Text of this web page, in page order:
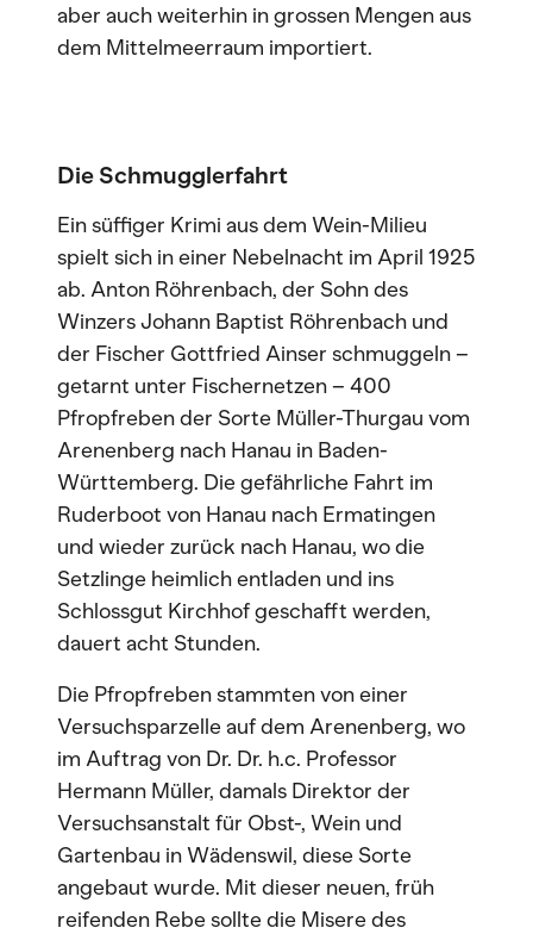
aber auch weiterhin in grossen Mengen aus
dem Mittelmeerraum importiert.
Die Schmugglerfahrt
Ein süffiger Krimi aus dem Wein-Milieu
spielt sich in einer Nebelnacht im April 1925
ab. Anton Röhrenbach, der Sohn des
Winzers Johann Baptist Röhrenbach und
der Fischer Gottfried Ainser schmuggeln –
getarnt unter Fischernetzen – 400
Pfropfreben der Sorte Müller-Thurgau vom
Arenenberg nach Hanau in Baden-
Württemberg. Die gefährliche Fahrt im
Ruderboot von Hanau nach Ermatingen
und wieder zurück nach Hanau, wo die
Setzlinge heimlich entladen und ins
Schlossgut Kirchhof geschafft werden,
dauert acht Stunden.
Die Pfropfreben stammten von einer
Versuchsparzelle auf dem Arenenberg, wo
im Auftrag von Dr. Dr. h.c. Professor
Hermann Müller, damals Direktor der
Versuchsanstalt für Obst-, Wein und
Gartenbau in Wädenswil, diese Sorte
angebaut wurde. Mit dieser neuen, früh
reifenden Rebe sollte die Misere des